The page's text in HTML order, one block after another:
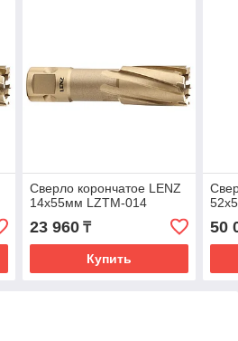
Сверло корончатое LENZ
14х55мм LZTM-014
23 960₸
Купить
50